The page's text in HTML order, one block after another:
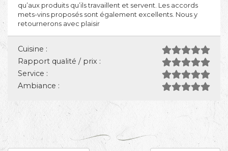
qu’aux produits qu’ils travaillent et servent. Les accords
mets-vins proposés sont également excellents. Nous y
retournerons avec plaisir
Cuisine :
Rapport qualité / prix :
Service :
Ambiance :